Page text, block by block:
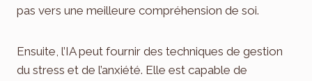
pas vers une meilleure compréhension de soi.
Ensuite, l’IA peut fournir des techniques de gestion
du stress et de l’anxiété. Elle est capable de